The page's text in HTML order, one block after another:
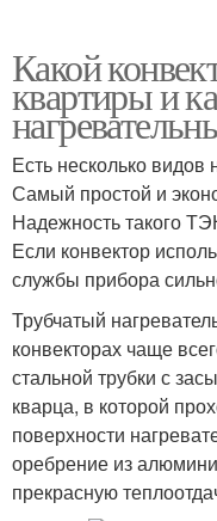
Какой
квартиры и
Есть несколько видов
Самый простой и
Надежность такого
Если конвектор
службы прибора
Трубчатый
конвекторах чаще
стальной трубки с
кварца, в которой
поверхности
оребрение из
прекрасную